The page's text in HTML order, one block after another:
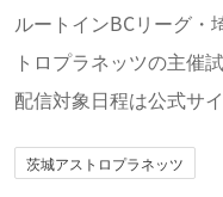
ルートインBCリーグ・
トロプラネッツの主催
配信対象日程は公式サ
茨城アストロプラネッツ